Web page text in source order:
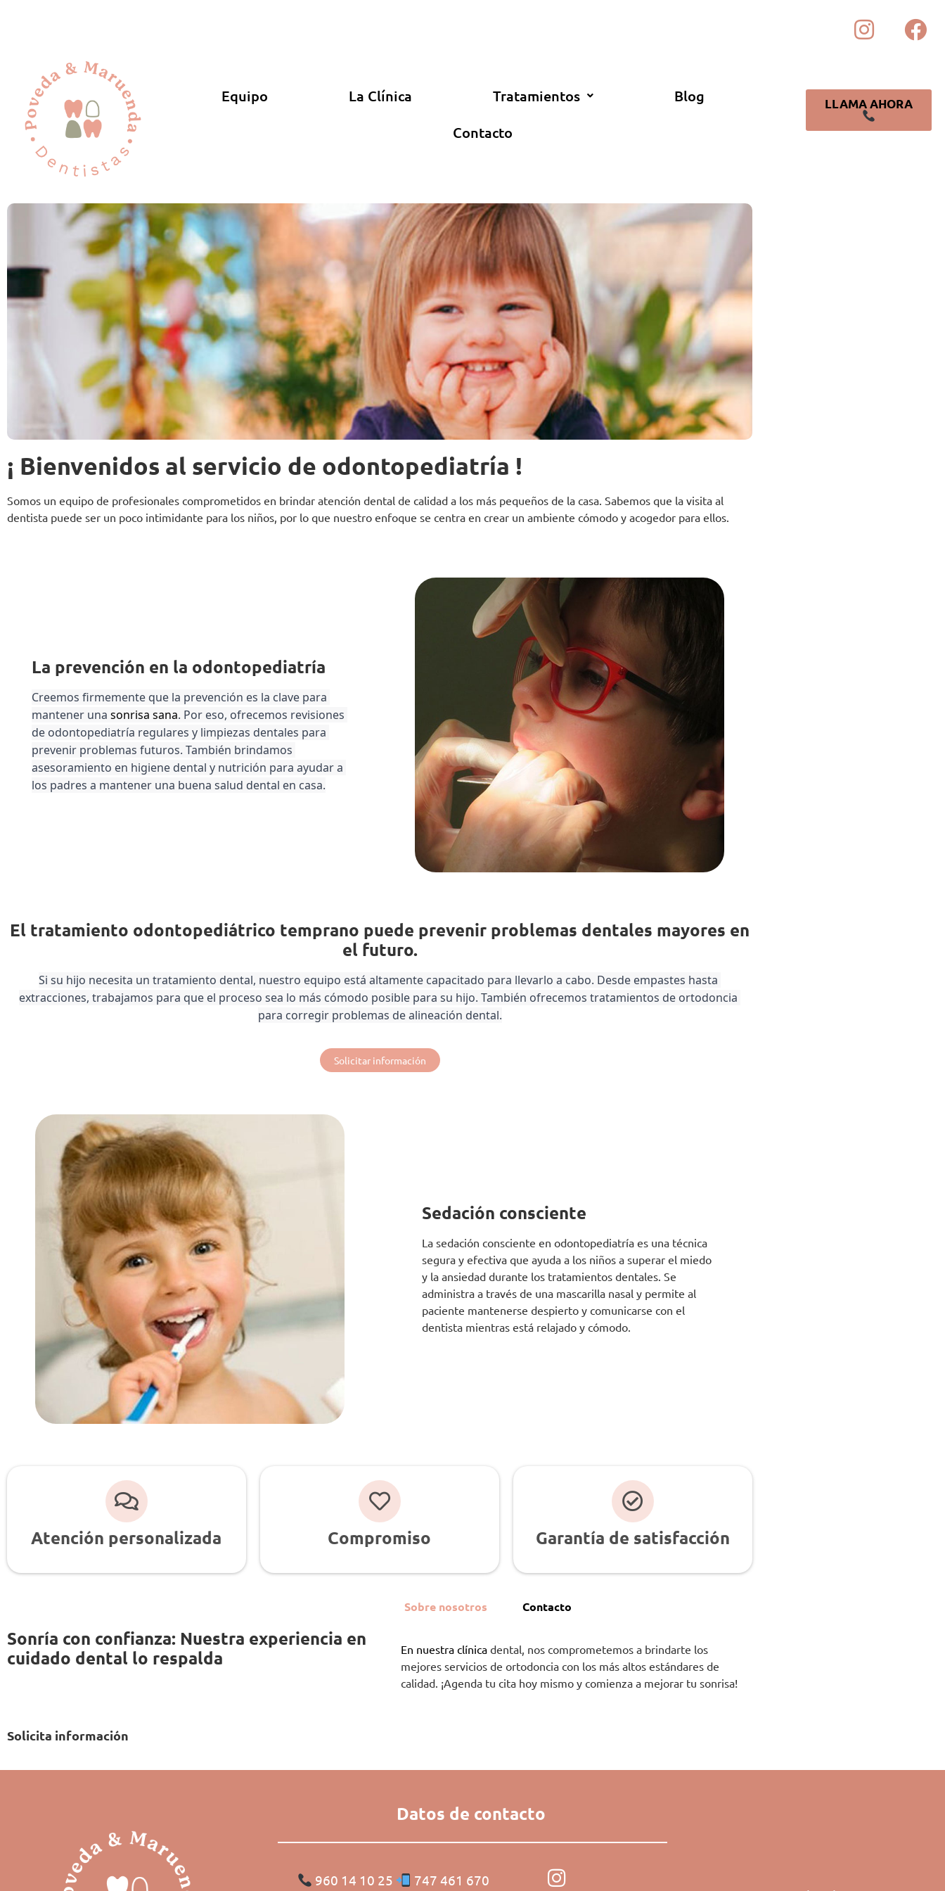
Equipo La Clínica Tratamientos
Blog
Contacto
LLAMA AHORA
¡ Bienvenidos al servicio de odontopediatría !
Somos un equipo de profesionales comprometidos en brindar atención dental de calidad a los más pequeños de la casa. Sabemos que la visita al
dentista puede ser un poco intimidante para los niños, por lo que nuestro enfoque se centra en crear un ambiente cómodo y acogedor para ellos.
La prevención en la odontopediatría
Creemos firmemente que la prevención es la clave para
mantener una sonrisa sana. Por eso, ofrecemos revisiones
de odontopediatría regulares y limpiezas dentales para
prevenir problemas futuros. También brindamos
asesoramiento en higiene dental y nutrición para ayudar a
los padres a mantener una buena salud dental en casa.
El tratamiento odontopediátrico temprano puede prevenir problemas dentales mayores en
el futuro.
Si su hijo necesita un tratamiento dental, nuestro equipo está altamente capacitado para llevarlo a cabo. Desde empastes hasta
extracciones, trabajamos para que el proceso sea lo más cómodo posible para su hijo. También ofrecemos tratamientos de ortodoncia
para corregir problemas de alineación dental.
Solicitar información
Sedación consciente
La sedación consciente en odontopediatría es una técnica
segura y efectiva que ayuda a los niños a superar el miedo
y la ansiedad durante los tratamientos dentales. Se
administra a través de una mascarilla nasal y permite al
paciente mantenerse despierto y comunicarse con el
dentista mientras está relajado y cómodo.
Atención personalizada Compromiso Garantía de satisfacción
Sonría con confianza: Nuestra experiencia en
cuidado dental lo respalda
Sobre nosotros Contacto
En nuestra clínica dental, nos comprometemos a brindarte los
mejores servicios de ortodoncia con los más altos estándares de
calidad. ¡Agenda tu cita hoy mismo y comienza a mejorar tu sonrisa!
Solicita información
Datos de contacto
960 14 10 25
747 461 670